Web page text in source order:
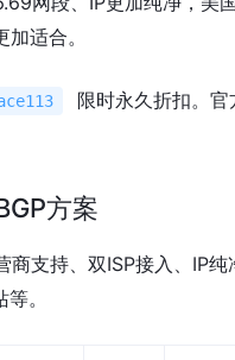
适合。
限时永久折扣。官
方案
商支持、双ISP接入、IP
。